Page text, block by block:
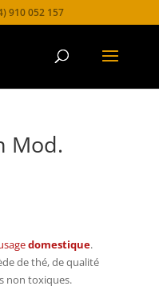
910 052 157
Mod.
domestique.
de thé, de qualité
non toxiques.